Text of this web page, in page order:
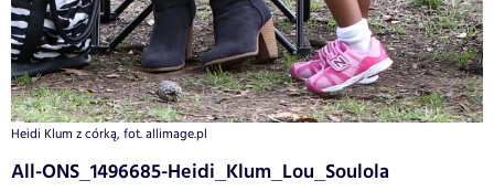
Heidi Klum z córką, fot. allimage.pl
All-ONS_1496685-Heidi_Klum_Lou_Soulola